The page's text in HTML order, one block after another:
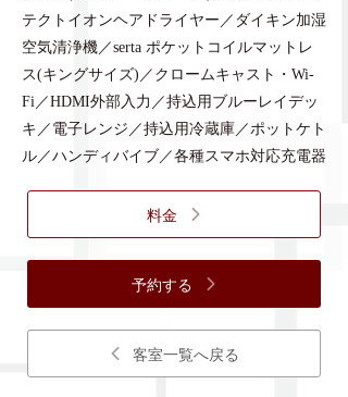
テクトイオンヘアドライヤー／ダイキン加湿
空気清浄機／serta ポケットコイルマットレ
ス(キングサイズ)／クロームキャスト・Wi-
Fi／HDMI外部入力／持込用ブルーレイデッ
キ／電子レンジ／持込用冷蔵庫／ポットケト
ル／ハンディバイブ／各種スマホ対応充電器
料金
予約する
客室一覧へ戻る